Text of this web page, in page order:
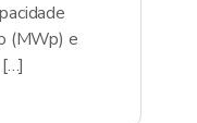
(MWp) e